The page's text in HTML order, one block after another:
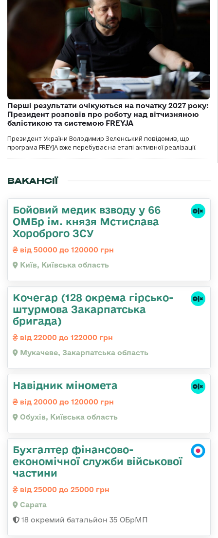
Перші результати очікуються на початку 2027 року:
Президент розповів про роботу над вітчизняною
балістикою та системою FREYJA
Президент України Володимир Зеленський повідомив, що
програма FREYJA вже перебуває на етапі активної реалізації.
ВАКАНСІЇ
Бойовий медик взводу у 66
ОМБр ім. князя Мстислава
Хороброго ЗСУ
від 50000 до 120000 грн
Київ, Київська область
Кочегар (128 окрема гірсько-
штурмова Закарпатська
бригада)
від 22000 до 122000 грн
Мукачеве, Закарпатська область
Навідник міномета
від 20000 до 120000 грн
Обухів, Київська область
Бухгалтер фінансово-
економічної служби військової
частини
від 25000 до 25000 грн
Сарата
18 окремий батальйон 35 ОБрМП